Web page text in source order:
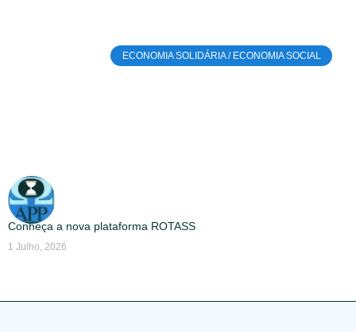
ECONOMIA SOLIDÁRIA / ECONOMIA SOCIAL
Conheça a nova plataforma ROTASS
1 Julho, 2026